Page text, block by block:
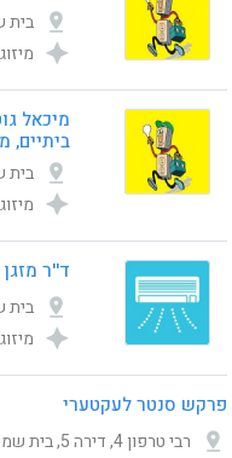
בית
מיכאל
ביתיים,
בית
ד''ר מזגן
בית
פרקש סנטר לעקטערי
רבי טרפון 4, דירה 5, בית שמש, ישראל